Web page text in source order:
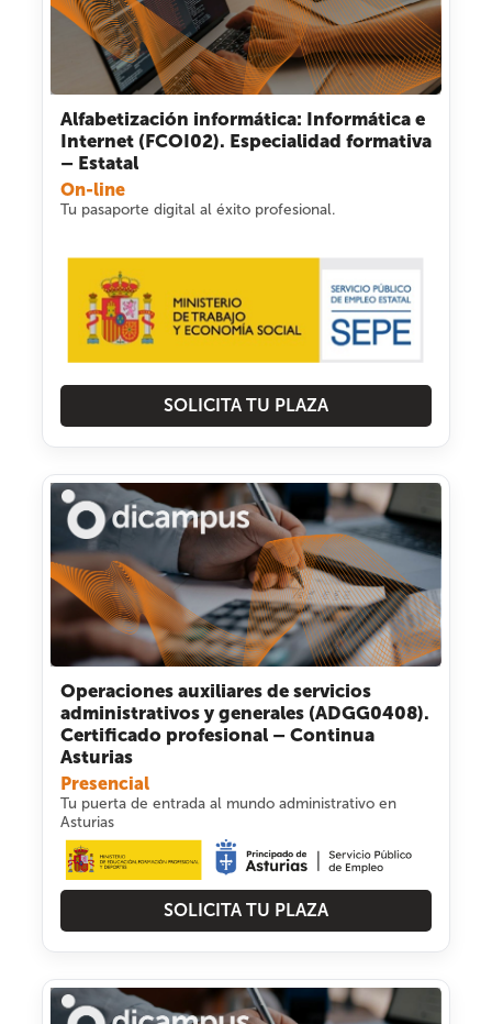
Alfabetización informática: Informática e
Internet (FCOI02). Especialidad formativa
– Estatal
On-line
Tu pasaporte digital al éxito profesional.
SOLICITA TU PLAZA
Operaciones auxiliares de servicios
administrativos y generales (ADGG0408).
Certificado profesional – Continua
Asturias
Presencial
Tu puerta de entrada al mundo administrativo en
Asturias
SOLICITA TU PLAZA